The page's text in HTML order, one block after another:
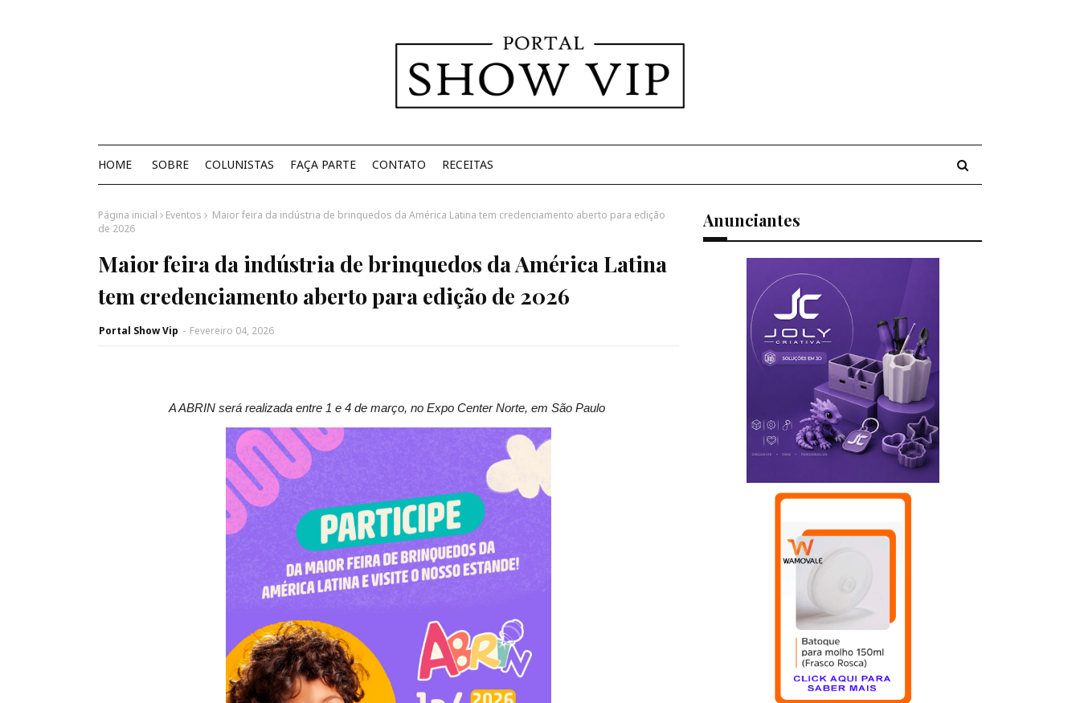
HOME SOBRE COLUNISTAS FAÇA PARTE CONTATO RECEITAS
Página inicial Eventos
Maior feira da indústria de brinquedos da América Latina tem credenciamento aberto para edição
de 2026
Maior feira da indústria de brinquedos da América Latina
tem credenciamento aberto para edição de 2026
Portal Show Vip - Fevereiro 04, 2026
A ABRIN será realizada entre 1 e 4 de março, no Expo Center Norte, em São Paulo
Anunciantes